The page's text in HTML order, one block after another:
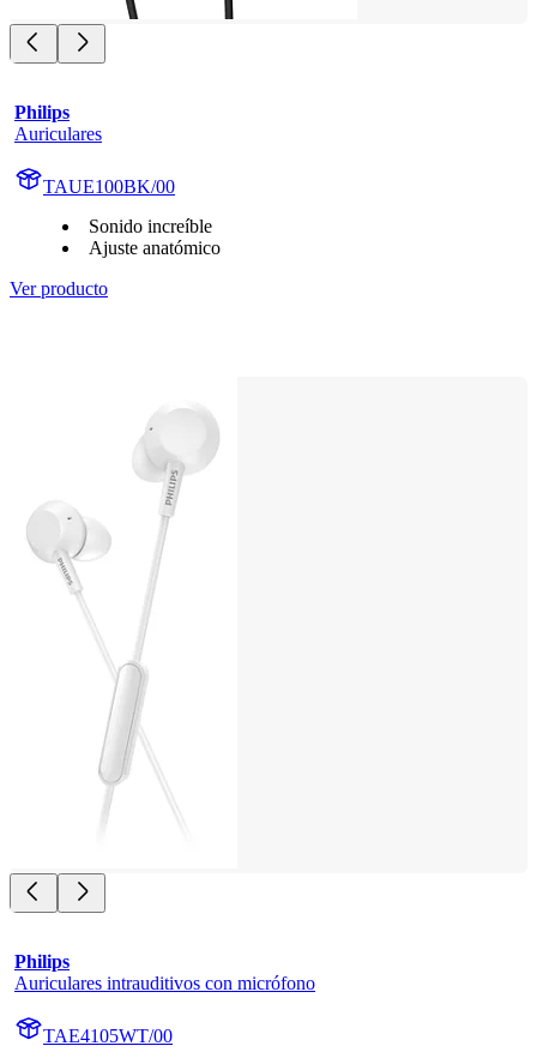
Philips
Auriculares
TAUE100BK/00
Sonido increíble
Ajuste anatómico
Ver producto
Philips
Auriculares intrauditivos con micrófono
TAE4105WT/00